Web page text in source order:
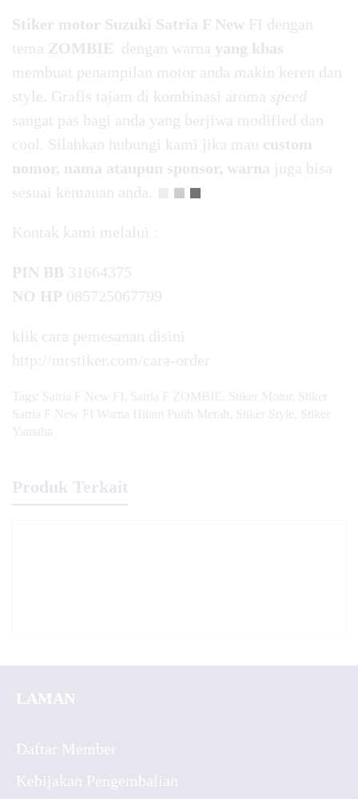
Stiker motor Suzuki Satria F New FI dengan
tema ZOMBIE dengan warna yang khas
membuat penampilan motor anda makin keren dan
style. Grafis tajam di kombinasi aroma speed
sangat pas bagi anda yang berjiwa modified dan
cool. Silahkan hubungi kami jika mau custom
nomor, nama ataupun sponsor, warna juga bisa
sesuai kemauan anda.
Kontak kami melalui :
PIN BB 31664375
NO HP 085725067799
klik cara pemesanan disini
http://mrstiker.com/cara-order
Tags: Satria F New FI Satria F ZOMBIE Stiker Motor
Stiker
Satria F New FI Warna Hitam Putih Merah
Stiker Style
Stiker
Yamaha
Produk Terkait
LAMAN
Daftar Member
Kebijakan Pengembalian